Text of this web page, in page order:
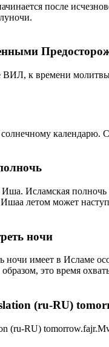
после
ВИЛ, к времени
Исламская полночь
летом может
ночи
ночи имеет в Исламе
это время
(ru-RU)
(ru-RU)